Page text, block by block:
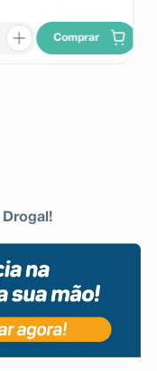
Comprar
Drogal!